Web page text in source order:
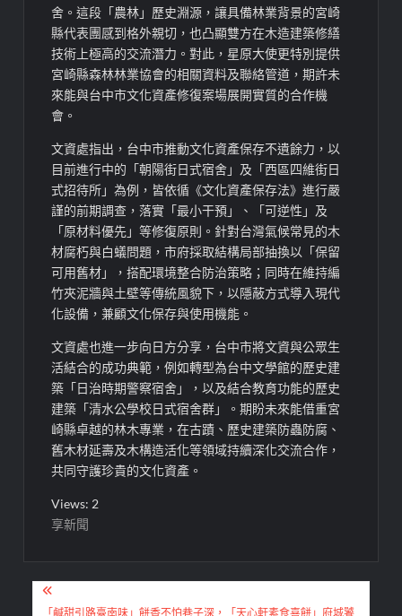
舍。這段「農林」歷史淵源，讓具備林業背景的宮崎
縣代表團感到格外親切，也凸顯雙方在木造建築修繕
技術上極高的交流潛力。對此，星原大使更特別提供
宮崎縣森林林業協會的相關資料及聯絡管道，期許未
來能與台中市文化資產修復案場展開實質的合作機
會。
文資處指出，台中市推動文化資產保存不遺餘力，以
目前進行中的「朝陽街日式宿舍」及「西區四維街日
式招待所」為例，皆依循《文化資產保存法》進行嚴
謹的前期調查，落實「最小干預」、「可逆性」及
「原材料優先」等修復原則。針對台灣氣候常見的木
材腐朽與白蟻問題，市府採取結構局部抽換以「保留
可用舊材」，搭配環境整合防治策略；同時在維持編
竹夾泥牆與土壁等傳統風貌下，以隱蔽方式導入現代
化設備，兼顧文化保存與使用機能。
文資處也進一步向日方分享，台中市將文資與公眾生
活結合的成功典範，例如轉型為台中文學館的歷史建
築「日治時期警察宿舍」，以及結合教育功能的歷史
建築「清水公學校日式宿舍群」。期盼未來能借重宮
崎縣卓越的林木專業，在古蹟、歷史建築防蟲防腐、
舊木材延壽及木構造活化等領域持續深化交流合作，
共同守護珍貴的文化資產。
Views: 2
享新聞
文「鹹甜引路臺南味」餅香不怕巷子深，「天心軒素食喜餅」府城饕